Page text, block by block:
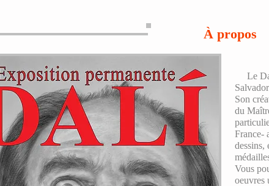
À propos
Le
Son
du
France-
dessins,
Vous
oeuvres